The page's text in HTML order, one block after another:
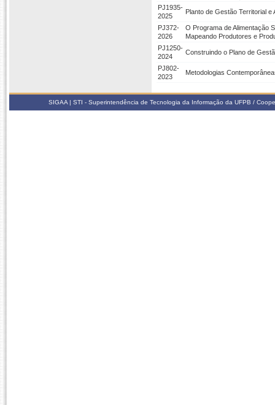
PJ1935-
2025
Planto de Gestão Territorial
PJ372-
2026
O Programa de Alimentação
Mapeando Produtores e
PJ1250-
2024
Construindo o Plano de
PJ802-
2023
Metodologias
SIGAA | STI - Superintendência de Tecnologia da Informação da UFPB /